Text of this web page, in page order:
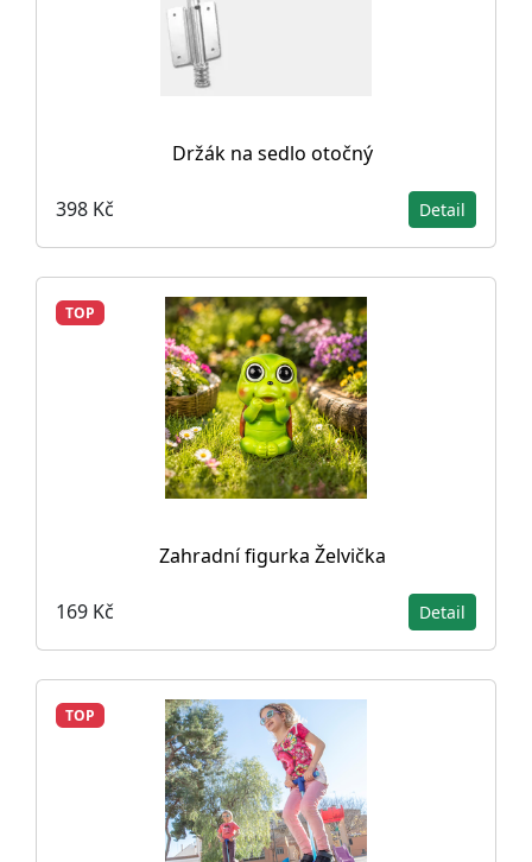
Držák na sedlo otočný
398 Kč Detail
TOP
Zahradní figurka Želvička
169 Kč Detail
TOP